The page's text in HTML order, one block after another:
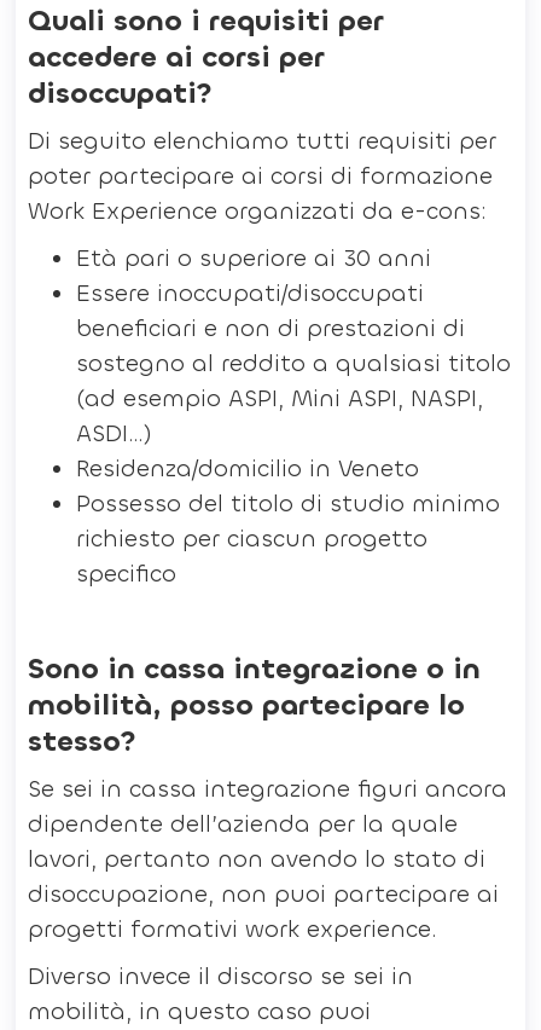
Quali sono i requisiti per
accedere ai corsi per
disoccupati?
Di seguito elenchiamo tutti requisiti per
poter partecipare ai corsi di formazione
Work Experience organizzati da e-cons:
Età pari o superiore ai 30 anni
Essere inoccupati/disoccupati
beneficiari e non di prestazioni di
sostegno al reddito a qualsiasi titolo
(ad esempio ASPI, Mini ASPI, NASPI,
ASDI…)
Residenza/domicilio in Veneto
Possesso del titolo di studio minimo
richiesto per ciascun progetto
specifico
Sono in cassa integrazione o in
mobilità, posso partecipare lo
stesso?
Se sei in cassa integrazione figuri ancora
dipendente dell’azienda per la quale
lavori, pertanto non avendo lo stato di
disoccupazione, non puoi partecipare ai
progetti formativi work experience.
Diverso invece il discorso se sei in
mobilità, in questo caso puoi